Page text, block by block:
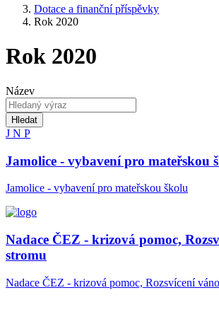
Dotace a finanční příspěvky
Rok 2020
Rok 2020
Název
Hledat
J N P
Jamolice - vybavení pro mateřskou
Jamolice - vybavení pro mateřskou školu
Nadace ČEZ - krizová pomoc,
stromu
Nadace ČEZ - krizová pomoc, Rozsvícení